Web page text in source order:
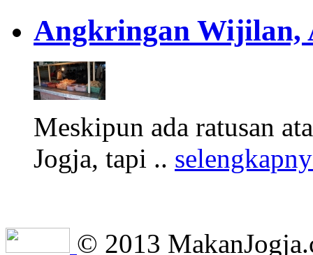
Angkringan Wijilan,
Meskipun ada ratusan
Jogja, tapi ..
© 2013